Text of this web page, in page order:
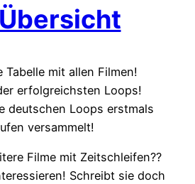
Tabelle mit allen Filmen!
erfolgreichsten Loops!
deutschen Loops erstmals
versammelt!
Filme mit Zeitschleifen??
Schreibt sie doch